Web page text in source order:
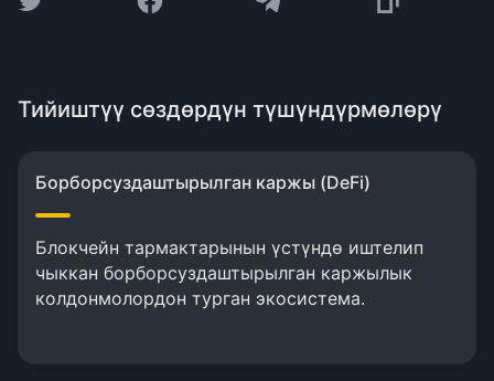
Тийиштүү сөздөрдүн түшүндүрмөлөрү
Борборсуздаштырылган каржы (DeFi)
Блокчейн тармактарынын үстүндө иштелип
чыккан борборсуздаштырылган каржылык
колдонмолордон турган экосистема.